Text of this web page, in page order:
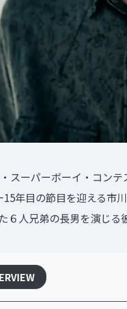
スーパーボーイ・コン
年目の節目を迎える
人兄弟の長男を演じる